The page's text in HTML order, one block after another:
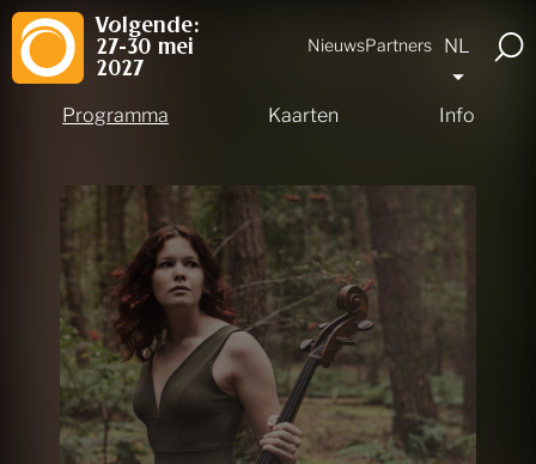
Volgende:
27-30 mei
2027
Programma Kaarten Info
NieuwsPartners NL